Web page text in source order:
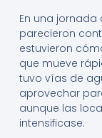
En una jornada
parecieron
estuvieron
que mueve
tuvo vías de
aprovechar
aunque las
intensificase.